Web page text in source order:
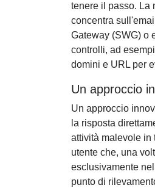
tenere il passo. La
concentra
Gateway (SWG) o
controlli, ad
domini e URL per
Un approccio
Un approccio
la risposta
attività malevole in
utente che, una
esclusivamente
punto di